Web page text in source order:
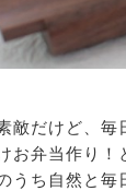
敵だけど、毎
お弁当作り！
うち自然と